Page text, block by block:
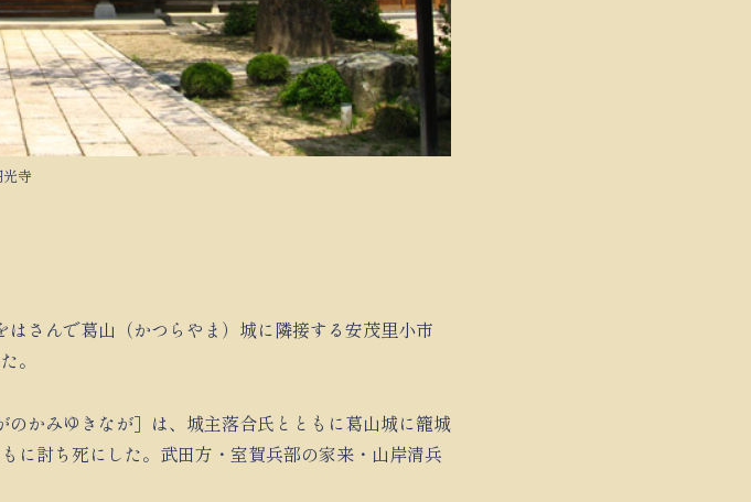
光寺
さんで葛山（かつらやま）城に隣接する安茂里小市
。
かみゆきなが］は、城主落合氏とともに葛山城に籠城
に討ち死にした。武田方・室賀兵部の家来・山岸清兵